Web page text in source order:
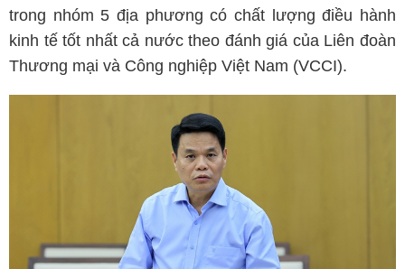
trong nhóm 5 địa phương có chất lượng điều hành
kinh tế tốt nhất cả nước theo đánh giá của Liên đoàn
Thương mại và Công nghiệp Việt Nam (VCCI).